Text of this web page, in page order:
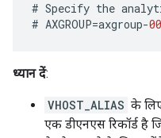
# Specify the
# AXGROUP=axgroup-
ध्यान दें:
VHOST_ALIAS के
एक डीएनएस रिकॉर्ड है